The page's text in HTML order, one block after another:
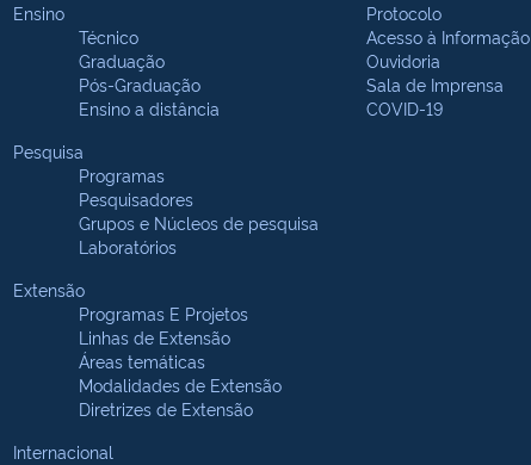
Ensino
Técnico
Graduação
Pós-Graduação
Ensino a distância
Pesquisa
Programas
Pesquisadores
Grupos e Núcleos de pesquisa
Laboratórios
Extensão
Programas E Projetos
Linhas de Extensão
Áreas temáticas
Modalidades de Extensão
Diretrizes de Extensão
Internacional
Protocolo
Acesso à Informação
Ouvidoria
Sala de Imprensa
COVID-19